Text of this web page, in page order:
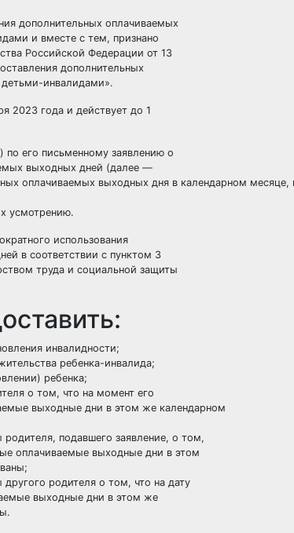
дополнительных оплачиваемых
и вместе с тем, признано
Российской Федерации от 13
дополнительных
инвалидами».
2023 года и действует до 1
по его письменному заявлению о
выходных дней (далее —
оплачиваемых выходных дня в календарном
усмотрению.
использования
в соответствии с пунктом 3
труда и социальной защиты
инвалидности;
ребенка-инвалида;
ребенка;
о том, что на момент его
выходные дни в этом же календарном
подавшего заявление, о том,
оплачиваемые выходные дни в этом
родителя о том, что на дату
выходные дни в этом же